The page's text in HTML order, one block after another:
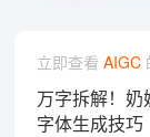
立即查看 AIGC
万字拆解！
字体生成技巧